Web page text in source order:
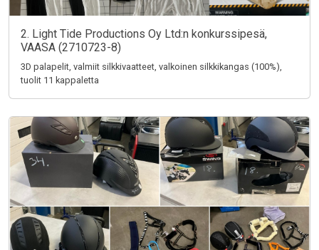
2. Light Tide Productions Oy Ltd:n konkurssipesä,
VAASA (2710723-8)
3D palapelit, valmiit silkkivaatteet, valkoinen silkkikangas (100%),
tuolit 11 kappaletta